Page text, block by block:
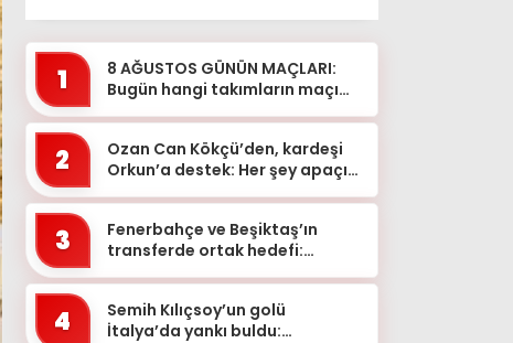
1
8 AĞUSTOS GÜNÜN MAÇLARI:
Bugün hangi takımların maçı
Avrupa...
2
Ozan Can Kökçü’den, kardeşi
Orkun’a destek: Her şey apaçık
3
Fenerbahçe ve Beşiktaş’ın
transferde ortak hedefi:
4
Semih Kılıçsoy’un golü
İtalya’da yankı buldu: